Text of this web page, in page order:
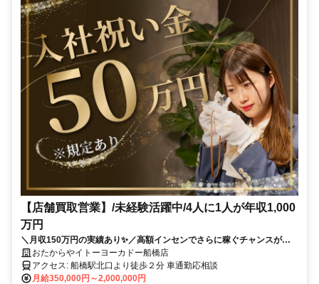
【店舗買取営業】/未経験活躍中/4人に1人が年収1,000
万円
＼月収150万円の実績あり✨／高額インセンでさらに稼ぐチャンスがあ
ります❗ ✨賞与年2回✨入社祝い金あり ✅テレアポなし！✅残業ほぼなし
✅土日希望休もOK✅女性も活躍中✅研修サポートも充実❗
おたからやイトーヨーカドー船橋店
アクセス: 船橋駅北口より徒歩２分 車通勤応相談
月給350,000円～2,000,000円